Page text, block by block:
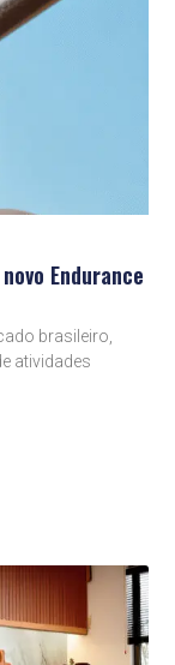
Endurance
brasileiro,
atividades